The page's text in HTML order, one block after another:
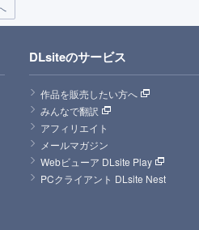
DLsiteのサービス
作品を販売したい方へ
みんなで翻訳
アフィリエイト
メールマガジン
Webビューア DLsite Play
PCクライアント DLsite Nest